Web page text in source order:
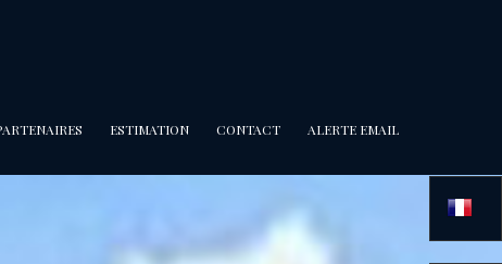
PARTENAIRES ESTIMATION CONTACT ALERTE EMAIL